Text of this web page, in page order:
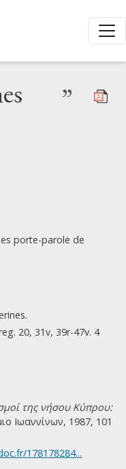
”
porte-parole de
20, 31v, 39r-47v. 4
της νήσου Κύπρου:
Ιωαννίνων, 1987, 101
178178284...